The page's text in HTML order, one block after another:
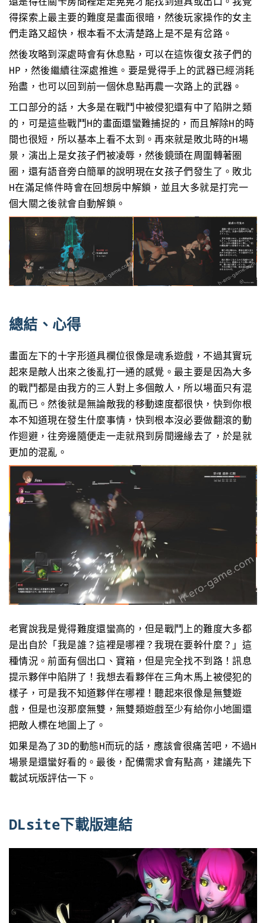
得探索上最主要的難度是畫面很暗，然後玩家操作的女主
們走路又超快，根本看不太清楚路上是不是有岔路。
然後攻略到深處時會有休息點，可以在這恢復女孩子們的
HP，然後繼續往深處推進。要是覺得手上的武器已經消耗
殆盡，也可以回到前一個休息點再農一次路上的武器。
工口部分的話，大多是在戰鬥中被侵犯還有中了陷阱之類
的，可是這些戰鬥H的畫面還蠻難捕捉的，而且解除H的時
間也很短，所以基本上看不太到。再來就是敗北時的H場
景，演出上是女孩子們被凌辱，然後鏡頭在周圍轉著圈
圈，還有語音旁白簡單的說明現在女孩子們發生了。敗北
H在滿足條件時會在回想房中解鎖，並且大多就是打完一
個大關之後就會自動解鎖。
總結、心得
畫面左下的十字形道具欄位很像是魂系遊戲，不過其實玩
起來是敵人出來之後亂打一通的感覺。最主要是因為大多
的戰鬥都是由我方的三人對上多個敵人，所以場面只有混
亂而已。然後就是無論敵我的移動速度都很快，快到你根
本不知道現在發生什麼事情，快到根本沒必要做翻滾的動
作迴避，往旁邊隨便走一走就飛到房間邊緣去了，於是就
更加的混亂。
老實說我是覺得難度還蠻高的，但是戰鬥上的難度大多都
是出自於「我是誰？這裡是哪裡？我現在要幹什麼？」這
種情況。前面有個出口、寶箱，但是完全找不到路！訊息
提示夥伴中陷阱了！我想去看夥伴在三角木馬上被侵犯的
樣子，可是我不知道夥伴在哪裡！聽起來很像是無雙遊
戲，但是也沒那麼無雙，無雙類遊戲至少有給你小地圖還
把敵人標在地圖上了。
如果是為了3D的動態H而玩的話，應該會很痛苦吧，不過H
場景是還蠻好看的。最後，配備需求會有點高，建議先下
載試玩版評估一下。
DLsite下載版連結